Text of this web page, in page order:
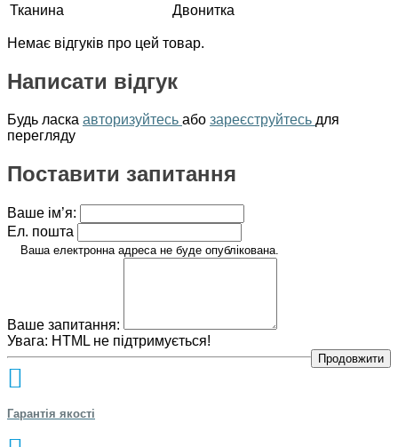
Тканина
Двонитка
Немає відгуків про цей товар.
Написати відгук
Будь ласка авторизуйтесь або зареєструйтесь для
перегляду
Поставити запитання
Ваше ім’я:
Ел. пошта
Ваша електронна адреса не буде опублікована.
Ваше запитання:
Увага: HTML не підтримується!
Продовжити
Гарантія якості